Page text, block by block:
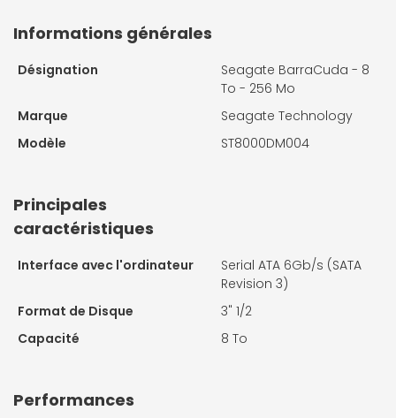
Informations générales
Désignation
Seagate BarraCuda - 8
To - 256 Mo
Marque
Seagate Technology
Modèle
ST8000DM004
Principales
caractéristiques
Interface avec l'ordinateur
Serial ATA 6Gb/s (SATA
Revision 3)
Format de Disque
3" 1/2
Capacité
8 To
Performances